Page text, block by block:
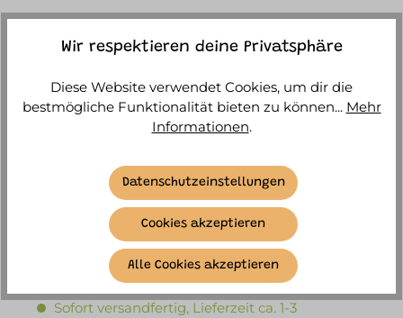
Trixie - Rucksack Mrs. Rabbit
Sofort versandfertig, Lieferzeit ca. 1-3
Wir respektieren deine Privatsphäre
Diese Website verwendet Cookies, um dir die
bestmögliche Funktionalität bieten zu können... Mehr
Informationen.
Datenschutzeinstellungen
Cookies akzeptieren
Alle Cookies akzeptieren